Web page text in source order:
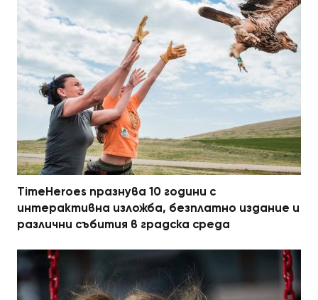
TimeHeroes празнува 10 години с
интерактивна изложба, безплатно издание и
различни събития в градска среда